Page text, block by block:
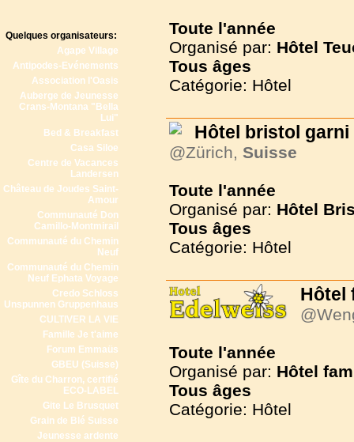
Quelques organisateurs:
Agape Village
Antipodes-Evénements
Association l'Oasis
Auberge de Jeunesse
Crans-Montana "Bella
Lui"
Bed & Breakfast
Casa Siloe
Centre de Vacances
Landersen
Château de Joudes Saint-
Amour
Communauté Don
Camillo-Montmirail
Communauté du Chemin
Neuf
Communauté du Chemin
Neuf Ephata Voyage
Credo Schloss
Unspunnen Gruppenhaus
CULTIVER LA VIE
Famille Je t'aime
Forum Emmaüs
GBEU (Suisse)
Gîte du Charron, certifié
ECO-LABEL
Gite Le Brusquet
Grain de Blé Suisse
Jeunesse ardente
Toute l'année
Organisé par: Hôtel
Tous âges
Catégorie: Hôtel
Hôtel bristol garni
@Zürich, Suisse
Toute l'année
Organisé par: Hôtel
Tous âges
Catégorie: Hôtel
Hôtel
Toute l'année
Organisé par: Hôtel
Tous âges
Catégorie: Hôtel